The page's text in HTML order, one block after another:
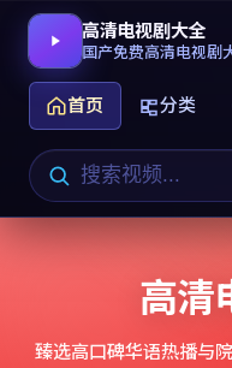
高清电视剧大全
国产免费高清电视剧
首页 分类
高清
臻选高口碑华语热播与